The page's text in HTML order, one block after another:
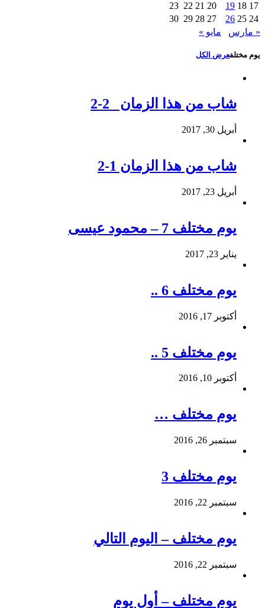
17
18
19
20
21
22
23
24
25
26
27
28
29
30
« مارس
مايو »
يوم مختلفعرض الكل
شاب من هذا الزمان 2-2
أبريل 30, 2017
شاب من هذا الزمان 1-2
أبريل 23, 2017
يوم مختلف 7 – محمود عيسى
يناير 23, 2017
يوم مختلف 6 ..
أكتوبر 17, 2016
يوم مختلف 5 ..
أكتوبر 10, 2016
يوم مختلف …
سبتمبر 26, 2016
يوم مختلف 3
سبتمبر 22, 2016
يوم مختلف – اليوم التالي
سبتمبر 22, 2016
يوم مختلف – أول يوم